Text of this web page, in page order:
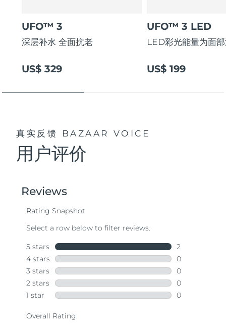
UFO™ 3
深层补水 全面抗老
US$ 329
UFO™ 3 LED
LED彩光能量为面
US$ 199
真实反馈 BAZAAR VOICE
用户评价